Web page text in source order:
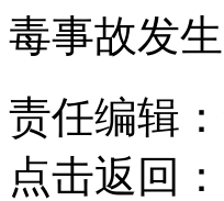
毒事故发
责任编辑
点击返回：